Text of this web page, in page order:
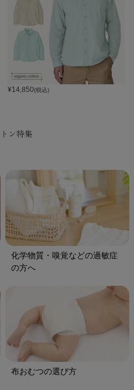
¥14,850(税込)
ン特集
化学物質・嗅覚などの過敏症
の方へ
布おむつの選び方